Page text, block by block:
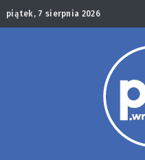
piątek, 7 sierpnia 2026